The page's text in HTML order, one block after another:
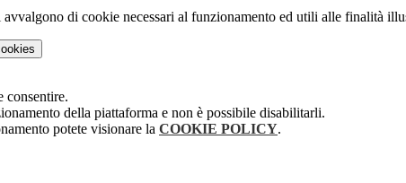
di cookie necessari al funzionamento ed utili alle finalità
consentire.
della piattaforma e non è possibile disabilitarli.
potete visionare la COOKIE POLICY.